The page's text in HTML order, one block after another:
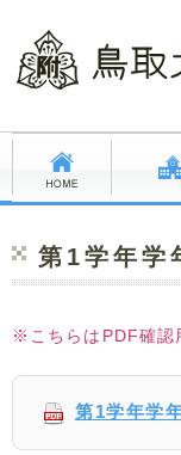
第1学年学
※こちらはPDF確認
第1学年学